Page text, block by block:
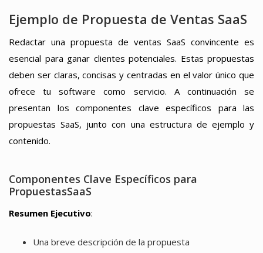
Ejemplo de Propuesta de Ventas SaaS
Redactar una propuesta de ventas SaaS convincente es
esencial para ganar clientes potenciales. Estas propuestas
deben ser claras, concisas y centradas en el valor único que
ofrece tu software como servicio. A continuación se
presentan los componentes clave específicos para las
propuestas SaaS, junto con una estructura de ejemplo y
contenido.
Componentes Clave Específicos para
PropuestasSaaS
Resumen Ejecutivo:
Una breve descripción de la propuesta